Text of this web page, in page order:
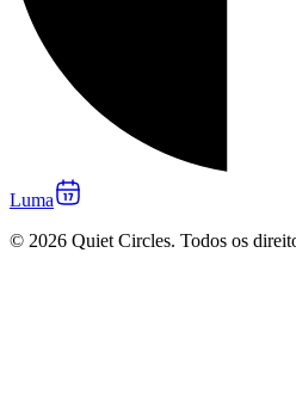
Luma
© 2026 Quiet Circles. Todos os